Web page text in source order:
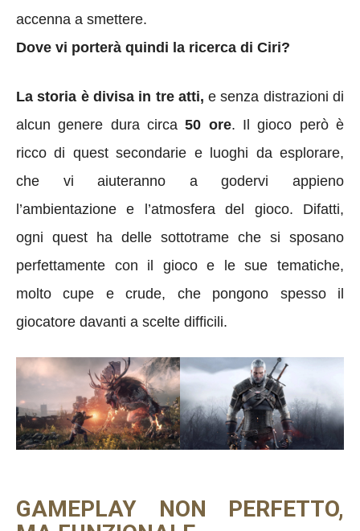
accenna a smettere.
Dove vi porterà quindi la ricerca di Ciri?
La storia è divisa in tre atti,e senza distrazioni di
alcun genere dura circa50 ore. Il gioco però è
ricco di quest secondarie e luoghi da esplorare,
che vi aiuteranno a godervi appieno
l’ambientazione e l’atmosfera del gioco. Difatti,
ogni quest ha delle sottotrame che si sposano
perfettamente con il gioco e le sue tematiche,
molto cupe e crude, che pongono spesso il
giocatore davanti a scelte difficili.
GAMEPLAY NON PERFETTO,